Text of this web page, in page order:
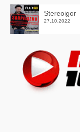
Stereoigor
27.10.2022